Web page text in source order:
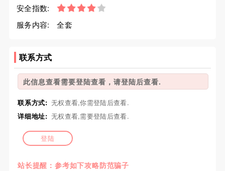
安全指数:
服务内容:
全套
联系方式
此信息查看需要登陆查看，请登陆后查看.
联系方式: 无权查看,你需登陆后查看.
详细地址: 无权查看,需要登陆后查看.
登陆
站长提醒：参考如下攻略防范骗子